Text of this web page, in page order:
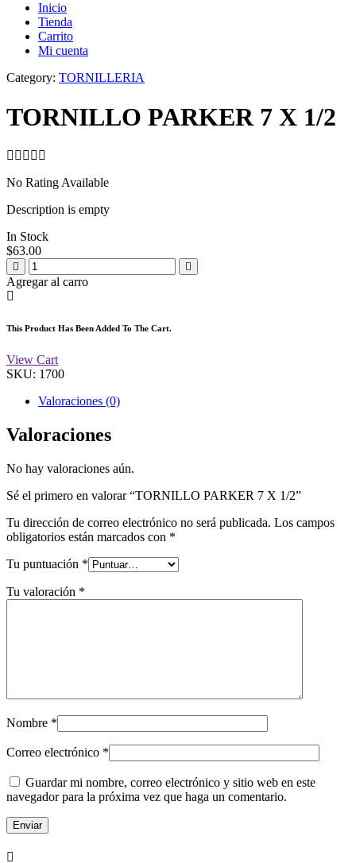
Inicio
Tienda
Carrito
Mi cuenta
Category: TORNILLERIA
TORNILLO PARKER 7 X 1/2
No Rating Available
Description is empty
In Stock
$63.00
Agregar al carro
This Product Has Been Added To The Cart.
View Cart
SKU: 1700
Valoraciones (0)
Valoraciones
No hay valoraciones aún.
Sé el primero en valorar “TORNILLO PARKER 7 X 1/2”
Tu dirección de correo electrónico no será publicada. Los campos
obligatorios están marcados con *
Tu puntuación *
Tu valoración *
Nombre *
Correo electrónico *
Guardar mi nombre, correo electrónico y sitio web en este
navegador para la próxima vez que haga un comentario.